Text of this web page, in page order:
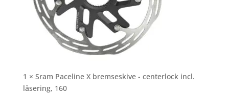
1 × Sram Paceline X bremseskive - centerlock incl.
låsering, 160